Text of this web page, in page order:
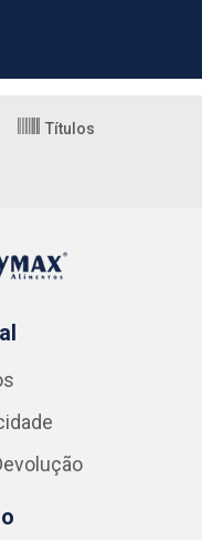
Títulos